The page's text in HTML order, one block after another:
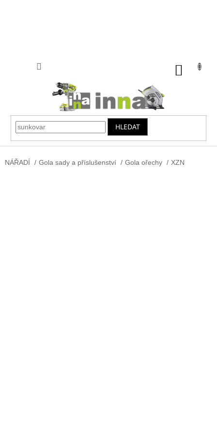
HLEDAT
NÁŘADÍ / Gola sady a příslušenství / Gola ořechy / XZN